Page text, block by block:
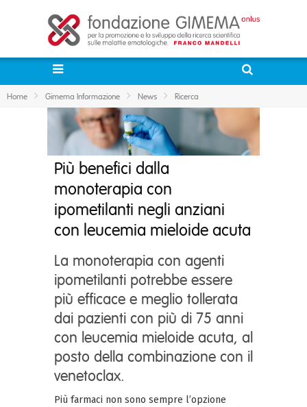
Home Gimema Informazione News Ricerca
Più benefici dalla
monoterapia con
ipometilanti negli anziani
con leucemia mieloide acuta
La monoterapia con agenti
ipometilanti potrebbe essere
più efficace e meglio tollerata
dai pazienti con più di 75 anni
con leucemia mieloide acuta, al
posto della combinazione con il
venetoclax.
Più farmaci non sono sempre l’opzione